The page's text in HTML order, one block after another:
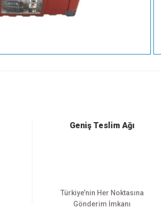
Geniş Teslim Ağı
Türkiye’nin Her Noktasına
Gönderim İmkanı